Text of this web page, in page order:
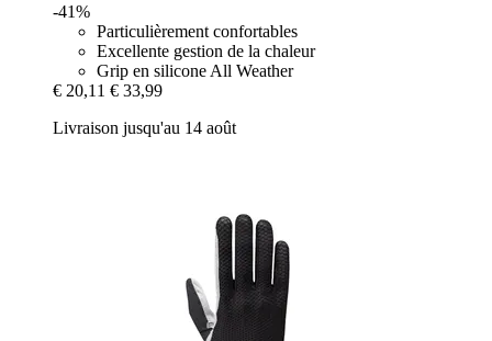
-41%
Particulièrement confortables
Excellente gestion de la chaleur
Grip en silicone All Weather
€ 20,11 € 33,99
Livraison jusqu'au 14 août